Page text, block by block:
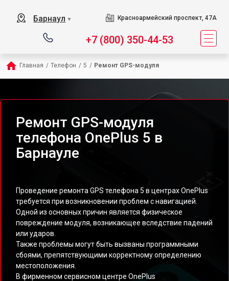
Барнаул ▼ Красноармейский проспект, 47А
+7 (800) 350-44-53
Главная / Телефон / 5 / Ремонт GPS-модуля
Ремонт GPS-модуля
телефона OnePlus 5 в
Барнауле
Проведение ремонта GPS телефона 5 в центрах OnePlus
требуется при возникновении проблем с навигацией.
Одной из основных причин является физическое
повреждение модуля, возникающее вследствие падений
или ударов.
Также проблемы могут быть вызваны программными
сбоями, препятствующими корректному определению
местоположения.
В фирменном сервисном центре OnePlus